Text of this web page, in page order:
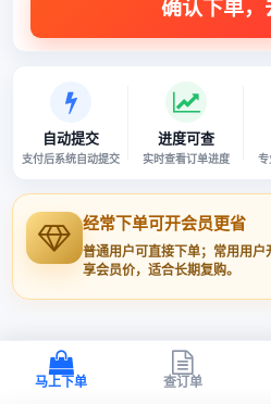
自动提交
支付后系统自动提交
进度可查
实时查看订单进度 专
经常下单可开会员更省
普通用户可直接下单；常用用户
享会员价，适合长期复购。
马上下单 查订单